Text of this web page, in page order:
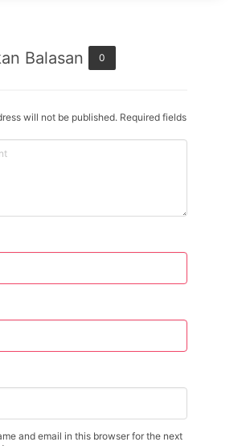
Balasan 0
will not be published. Required fields
and email in this browser for the next